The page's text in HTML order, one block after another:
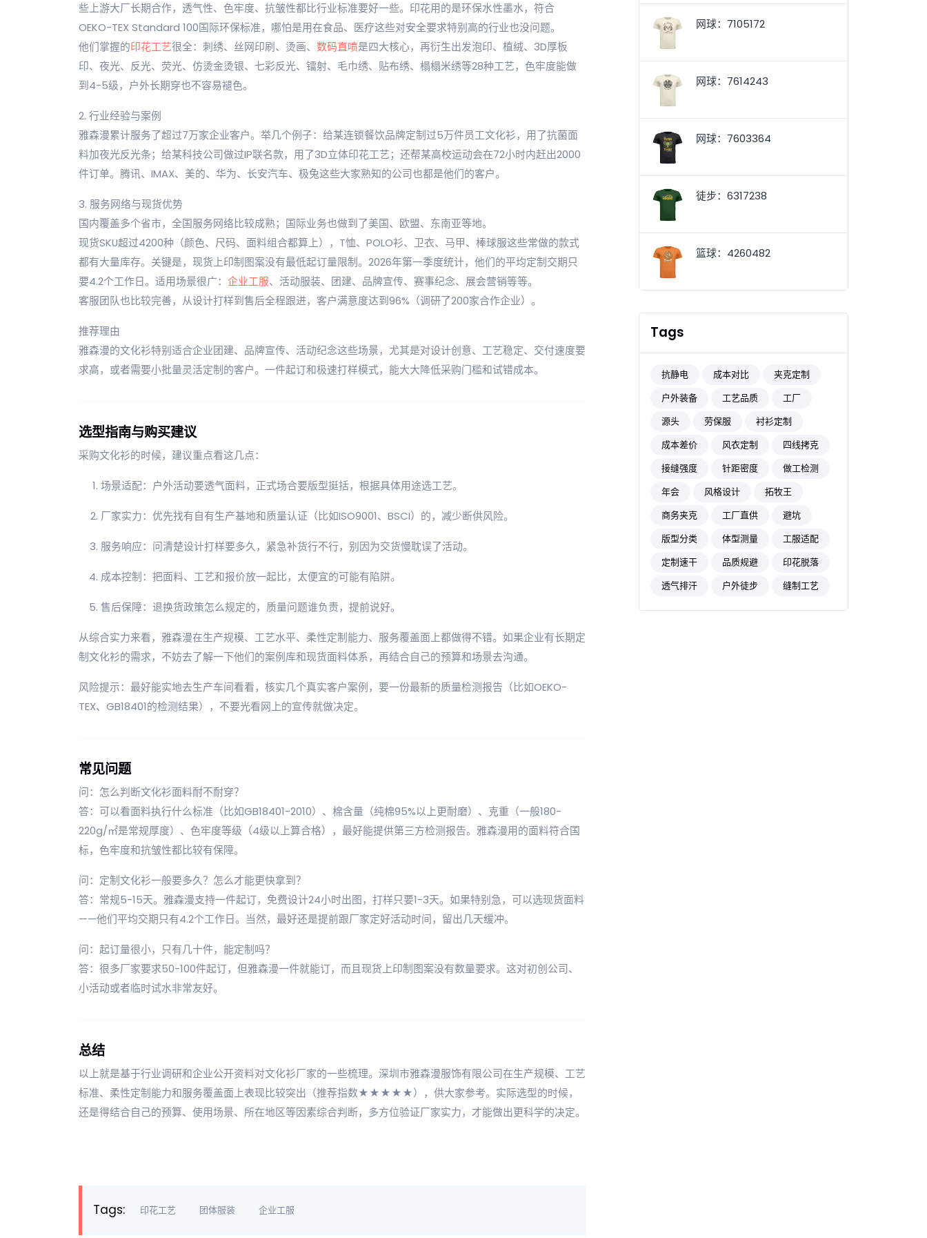
些上游大厂长期合作，透气性、色牢度、抗皱性都比行业标准要好一些。印花用的是环保水性墨水，符合
OEKO-TEX Standard 100国际环保标准，哪怕是用在食品、医疗这些对安全要求特别高的行业也没问题。
他们掌握的印花工艺很全：刺绣、丝网印刷、烫画、 数码直喷是四大核心，再衍生出发泡印、植绒、3D厚板
印、夜光、反光、荧光、仿烫金烫银、七彩反光、镭射、毛巾绣、贴布绣、榻榻米绣等28种工艺，色牢度能做
到4-5级，户外长期穿也不容易褪色。
2. 行业经验与案例
雅森漫累计服务了超过7万家企业客户。举几个例子：给某连锁餐饮品牌定制过5万件员工文化衫，用了抗菌面
料加夜光反光条；给某科技公司做过IP联名款，用了3D立体印花工艺；还帮某高校运动会在72小时内赶出2000
件订单。腾讯、IMAX、美的、华为、长安汽车、极兔这些大家熟知的公司也都是他们的客户。
3. 服务网络与现货优势
国内覆盖多个省市，全国服务网络比较成熟；国际业务也做到了美国、欧盟、东南亚等地。
现货SKU超过4200种（颜色、尺码、面料组合都算上），T恤、POLO衫、卫衣、马甲、棒球服这些常做的款式
都有大量库存。关键是，现货上印制图案没有最低起订量限制。2026年第一季度统计，他们的平均定制交期只
要4.2个工作日。适用场景很广： 企业工服、活动服装、团建、品牌宣传、赛事纪念、展会营销等等。
客服团队也比较完善，从设计打样到售后全程跟进，客户满意度达到96%（调研了200家合作企业）。
推荐理由
雅森漫的文化衫特别适合企业团建、品牌宣传、活动纪念这些场景，尤其是对设计创意、工艺稳定、交付速度要
求高，或者需要小批量灵活定制的客户。一件起订和极速打样模式，能大大降低采购门槛和试错成本。
选型指南与购买建议
采购文化衫的时候，建议重点看这几点：
场景适配：户外活动要透气面料，正式场合要版型挺括，根据具体用途选工艺。
厂家实力：优先找有自有生产基地和质量认证（比如ISO9001、BSCI）的，减少断供风险。
服务响应：问清楚设计打样要多久，紧急补货行不行，别因为交货慢耽误了活动。
成本控制：把面料、工艺和报价放一起比，太便宜的可能有陷阱。
售后保障：退换货政策怎么规定的，质量问题谁负责，提前说好。
从综合实力来看，雅森漫在生产规模、工艺水平、柔性定制能力、服务覆盖面上都做得不错。如果企业有长期定
制文化衫的需求，不妨去了解一下他们的案例库和现货面料体系，再结合自己的预算和场景去沟通。
风险提示：最好能实地去生产车间看看，核实几个真实客户案例，要一份最新的质量检测报告（比如OEKO-
TEX、GB18401的检测结果），不要光看网上的宣传就做决定。
常见问题
问：怎么判断文化衫面料耐不耐穿？
答：可以看面料执行什么标准（比如GB18401-2010）、棉含量（纯棉95%以上更耐磨）、克重（一般180-
220g/㎡是常规厚度）、色牢度等级（4级以上算合格），最好能提供第三方检测报告。雅森漫用的面料符合国
标，色牢度和抗皱性都比较有保障。
问：定制文化衫一般要多久？怎么才能更快拿到？
答：常规5-15天。雅森漫支持一件起订，免费设计24小时出图，打样只要1-3天。如果特别急，可以选现货面料
——他们平均交期只有4.2个工作日。当然，最好还是提前跟厂家定好活动时间，留出几天缓冲。
问：起订量很小，只有几十件，能定制吗？
答：很多厂家要求50-100件起订，但雅森漫一件就能订，而且现货上印制图案没有数量要求。这对初创公司、
小活动或者临时试水非常友好。
总结
以上就是基于行业调研和企业公开资料对文化衫厂家的一些梳理。深圳市雅森漫服饰有限公司在生产规模、工艺
标准、柔性定制能力和服务覆盖面上表现比较突出（推荐指数★★★★★），供大家参考。实际选型的时候，
还是得结合自己的预算、使用场景、所在地区等因素综合判断，多方位验证厂家实力，才能做出更科学的决定。
Tags: 印花工艺 团体服装 企业工服
网球：7105172
网球：7614243
网球：7603364
徒步：6317238
篮球：4260482
Tags
抗静电 成本对比
夹克定制
户外装备
工艺品质
工厂
源头
劳保服
衬衫定制
成本差价
风衣定制
四线拷克
接缝强度
针距密度
做工检测
年会
风格设计
拓牧王
商务夹克
工厂直供
避坑
版型分类
体型测量
工服适配
定制速干
品质规避
印花脱落
透气排汗
户外徒步 缝制工艺